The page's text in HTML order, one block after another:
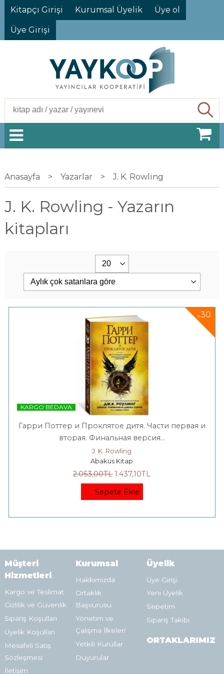
Kitapçı Girişi Kurumsal Üyelik Üye ol
Üye Girişi
Anasayfa > Yazarlar > J. K. Rowling
J. K. Rowling - Yazarın
kitapları
%30
KARGO BEDAVA
Гарри Поттер и Проклятое дитя. Части первая и
вторая. Финальная версия...
J. K. Rowling
Abaküs Kitap
2.053,00TL 1.437,10TL
Sepete Ekle
Müşteri
Hizmetleri
Kargo ve Teslimat
Gizlilik ve Güvenlik
Sipariş Koşulları
Üyelik Koşulları
Mesafeli Satış
Sözleşmesi
İletişim
Kurumsal
Hakkımızda
Ortaklık
Başvurusu
Yönetim ve
Çalışma İlkeleri
Yetkili Kurullar
Duyurular
Üyelik
Üye Girişi
Yeni Üyelik
Sepetim
Sipariş Takibi
ORTAKLARIMIZ